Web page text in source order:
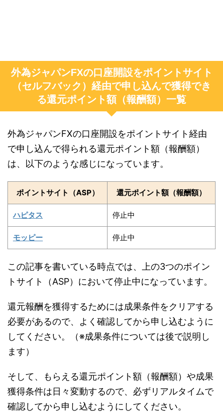
外為ジャパンFXの口座開設をポイントサイト
（セルフバック）経由で申し込んで獲得でき
る還元ポイント額（報酬額）一覧
外為ジャパンFXの口座開設をポイントサイト経由
で申し込んで得られる還元ポイント額（報酬額）
は、以下のような感じになっています。
ポイントサイト（ASP） 還元ポイント額（報酬額）
ハピタス 停止中
モッピー 停止中
この記事を書いている時点では、上の3つのポイン
トサイト（ASP）において停止中になっています。
還元報酬を獲得するためには成果条件をクリアする
必要があるので、よく確認してから申し込むように
してください。（※成果条件については後で説明し
ます）
そして、もらえる還元ポイント額（報酬額）や成果
獲得条件は日々変動するので、必ずリアルタイムで
確認してから申し込むようにしてください。